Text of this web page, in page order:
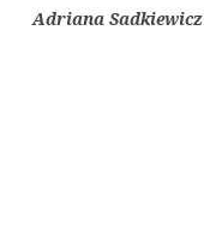
Adriana Sadkiewicz